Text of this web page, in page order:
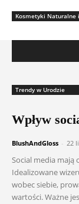
Kosmetyki Naturalne
Trendy w Urodzie
Wpływ
BlushAndGloss - 22
Social media mają
Idealizowane
wobec siebie,
wartości. Ważne